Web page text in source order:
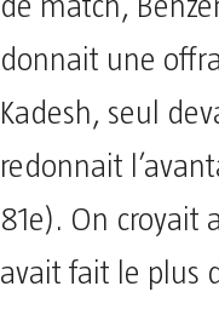
de match,
donnait une
Kadesh, seul
redonnait
81e). On croyait
avait fait le plus